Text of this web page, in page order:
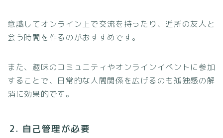
意識してオンライン上で交流を持ったり、近所の友人と
会う時間を作るのがおすすめです。
また、趣味のコミュニティやオンラインイベントに参加
することで、日常的な人間関係を広げるのも孤独感の解
消に効果的です。
2. 自己管理が必要